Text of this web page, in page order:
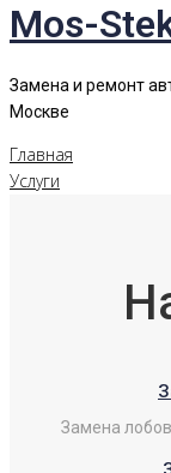
Mos-
Замена и ремонт
Москве
Главная
Услуги
Замена